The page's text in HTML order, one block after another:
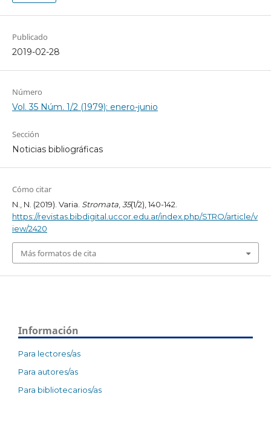
Publicado
2019-02-28
Número
Vol. 35 Núm. 1/2 (1979): enero-junio
Sección
Noticias bibliográficas
Cómo citar
N., N. (2019). Varia. Stromata,35(1/2), 140-142.
https://revistas.bibdigital.uccor.edu.ar/index.php/STRO/article/v
iew/2420
Más formatos de cita
Información
Para lectores/as
Para autores/as
Para bibliotecarios/as